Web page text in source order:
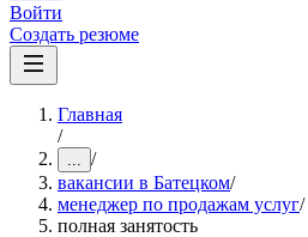
Войти
Создать резюме
Главная
/
... /
вакансии в Батецком/
менеджер по продажам услуг/
полная занятость